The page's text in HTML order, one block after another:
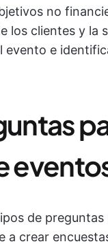
no
los clientes y la
evento e
de
a crear